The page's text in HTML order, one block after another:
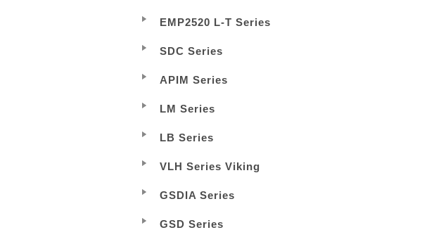
EMP2520 L-T Series
SDC Series
APIM Series
LM Series
LB Series
VLH Series Viking
GSDIA Series
GSD Series